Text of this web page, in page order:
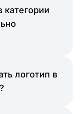
логотип в